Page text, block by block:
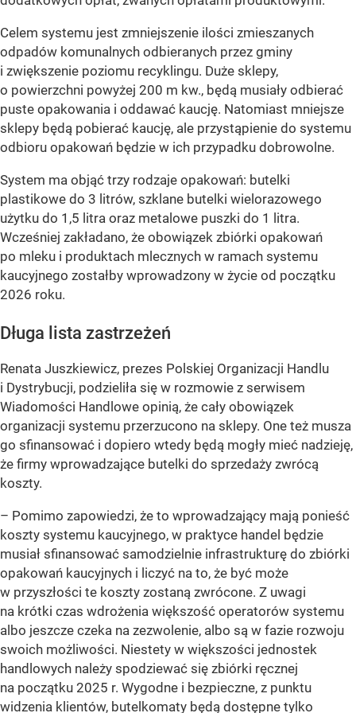
Celem systemu jest zmniejszenie ilości zmieszanych
odpadów komunalnych odbieranych przez gminy
i zwiększenie poziomu recyklingu. Duże sklepy,
o powierzchni powyżej 200 m kw., będą musiały odbierać
puste opakowania i oddawać kaucję. Natomiast mniejsze
sklepy będą pobierać kaucję, ale przystąpienie do systemu
odbioru opakowań będzie w ich przypadku dobrowolne.
System ma objąć trzy rodzaje opakowań: butelki
plastikowe do 3 litrów, szklane butelki wielorazowego
użytku do 1,5 litra oraz metalowe puszki do 1 litra.
Wcześniej zakładano, że obowiązek zbiórki opakowań
po mleku i produktach mlecznych w ramach systemu
kaucyjnego zostałby wprowadzony w życie od początku
2026 roku.
Długa lista zastrzeżeń
Renata Juszkiewicz, prezes Polskiej Organizacji Handlu
i Dystrybucji, podzieliła się w rozmowie z serwisem
Wiadomości Handlowe opinią, że cały obowiązek
organizacji systemu przerzucono na sklepy. One też musza
go sfinansować i dopiero wtedy będą mogły mieć nadzieję,
że firmy wprowadzające butelki do sprzedaży zwrócą
koszty.
– Pomimo zapowiedzi, że to wprowadzający mają ponieść
koszty systemu kaucyjnego, w praktyce handel będzie
musiał sfinansować samodzielnie infrastrukturę do zbiórki
opakowań kaucyjnych i liczyć na to, że być może
w przyszłości te koszty zostaną zwrócone. Z uwagi
na krótki czas wdrożenia większość operatorów systemu
albo jeszcze czeka na zezwolenie, albo są w fazie rozwoju
swoich możliwości. Niestety w większości jednostek
handlowych należy spodziewać się zbiórki ręcznej
na początku 2025 r. Wygodne i bezpieczne, z punktu
widzenia klientów, butelkomaty będą dostępne tylko